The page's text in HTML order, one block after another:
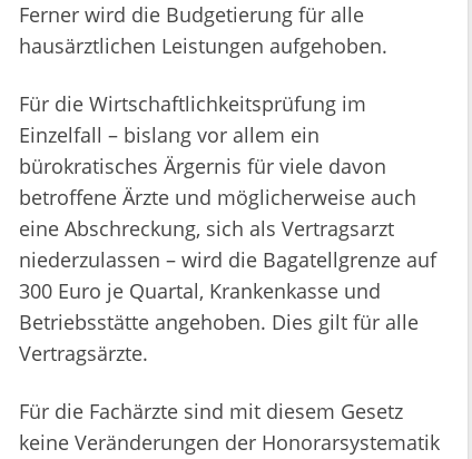
Ferner wird die Budgetierung für alle
hausärztlichen Leistungen aufgehoben.
Für die Wirtschaftlichkeitsprüfung im
Einzelfall – bislang vor allem ein
bürokratisches Ärgernis für viele davon
betroffene Ärzte und möglicherweise auch
eine Abschreckung, sich als Vertragsarzt
niederzulassen – wird die Bagatellgrenze auf
300 Euro je Quartal, Krankenkasse und
Betriebsstätte angehoben. Dies gilt für alle
Vertragsärzte.
Für die Fachärzte sind mit diesem Gesetz
keine Veränderungen der Honorarsystematik